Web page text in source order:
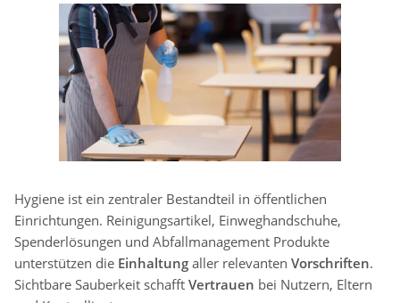
Hygiene ist ein zentraler Bestandteil in öffentlichen
Einrichtungen. Reinigungsartikel, Einweghandschuhe,
Spenderlösungen und Abfallmanagement Produkte
unterstützen die Einhaltung aller relevanten Vorschriften.
Sichtbare Sauberkeit schafft Vertrauen bei Nutzern, Eltern